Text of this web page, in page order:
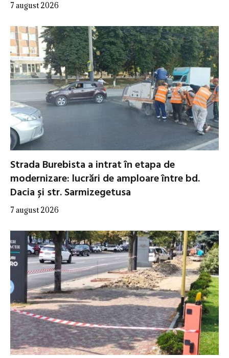
7 august 2026
Strada Burebista a intrat în etapa de
modernizare: lucrări de amploare între bd.
Dacia și str. Sarmizegetusa
7 august 2026